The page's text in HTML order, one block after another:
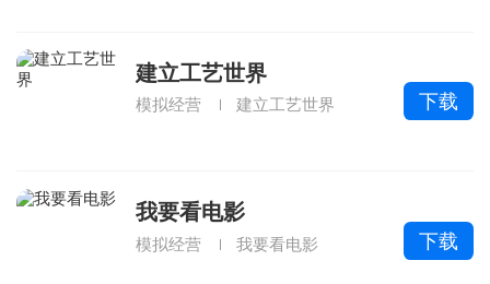
建立工艺世界
模拟经营 建立工艺世界 下载
我要看电影
模拟经营 我要看电影 下载